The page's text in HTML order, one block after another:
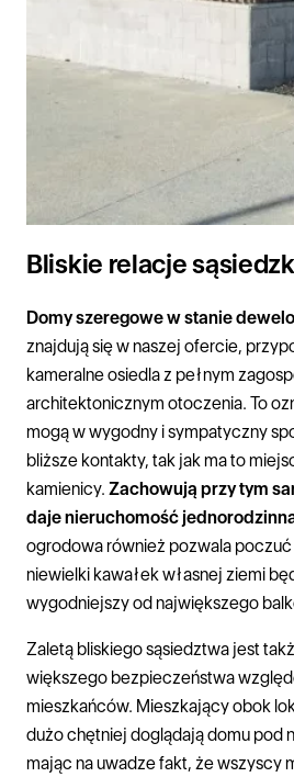
Bliskie relacje
Domy szeregowe w stanie
znajdują się w naszej ofercie,
kameralne osiedla z pełnym
architektonicznym otoczenia. To
mogą w wygodny i sympatyczny
bliższe kontakty, tak jak ma to
kamienicy. Zachowują przy tym
daje nieruchomość
ogrodowa również pozwala
niewielki kawałek własnej ziemi
wygodniejszy od największego
Zaletą bliskiego sąsiedztwa jest
większego bezpieczeństwa
mieszkańców. Mieszkający obok
dużo chętniej doglądają domu pod
mając na uwadze fakt, że wszyscy